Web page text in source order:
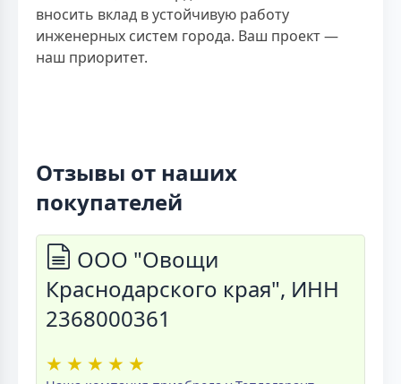
вносить вклад в устойчивую работу
инженерных систем города. Ваш проект —
наш приоритет.
Отзывы от наших
покупателей
ООО "Овощи
Краснодарского края", ИНН
2368000361
★ ★ ★ ★ ★